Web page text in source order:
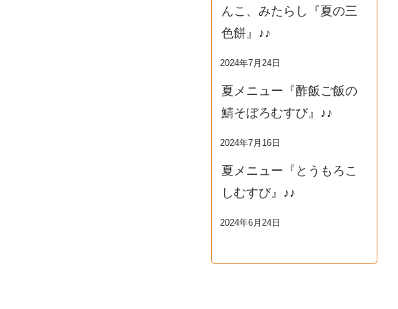
んこ、みたらし『夏の三
色餅』♪♪
2024年7月24日
夏メニュー『酢飯ご飯の
鯖そぼろむすび』♪♪
2024年7月16日
夏メニュー『とうもろこ
しむすび』♪♪
2024年6月24日